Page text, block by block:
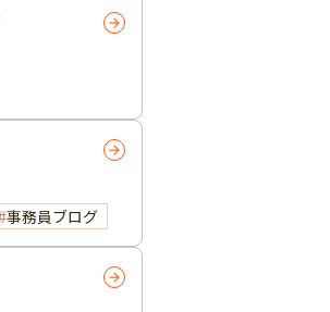
事務員ブログ